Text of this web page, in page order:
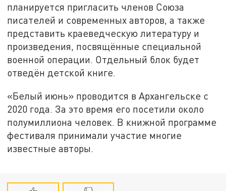
планируется пригласить членов Союза
писателей и современных авторов, а также
представить краеведческую литературу и
произведения, посвящённые специальной
военной операции. Отдельный блок будет
отведён детской книге.
«Белый июнь» проводится в Архангельске с
2020 года. За это время его посетили около
полумиллиона человек. В книжной программе
фестиваля принимали участие многие
известные авторы.